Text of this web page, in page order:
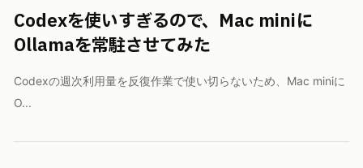
Codexを使いすぎるので、Mac miniに
Ollamaを常駐させてみた
Codexの週次利用量を反復作業で使い切らないため、Mac miniに
O...